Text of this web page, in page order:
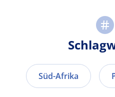
Süd-Afrika